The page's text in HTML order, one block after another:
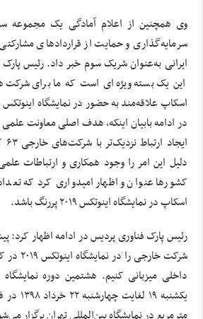
وی همچنین از اعلام آمادگی یک مجموعه
سرمایه‌گذاری و حمایت از قراردادهای
ایرانی به‌عنوان شریک سوم خبر داد. رئیس
این یک بسته ویژه‌ای است که ما برای
در ادامه بابیان اینکه، هدف اصلی معاونت
دلیل این امر را وجود همکاری و ارتباطات
کشورها عنوان و اظهار امیدواری کرد که
اسکاپ در نمایشگاه اینوتکس ۲۰۱۹ پررنگ باشد.
شرکت
مترمربع در نمایشگاه بین‌المللی تهران برگزار